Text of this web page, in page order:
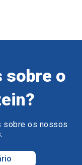
sobre o
sobre os nossos